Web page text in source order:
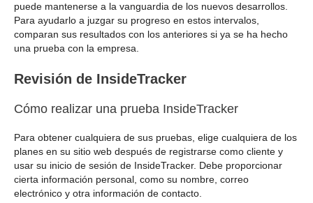
puede mantenerse a la vanguardia de los nuevos desarrollos.
Para ayudarlo a juzgar su progreso en estos intervalos,
comparan sus resultados con los anteriores si ya se ha hecho
una prueba con la empresa.
Revisión de InsideTracker
Cómo realizar una prueba InsideTracker
Para obtener cualquiera de sus pruebas, elige cualquiera de los
planes en su sitio web después de registrarse como cliente y
usar su inicio de sesión de InsideTracker. Debe proporcionar
cierta información personal, como su nombre, correo
electrónico y otra información de contacto.